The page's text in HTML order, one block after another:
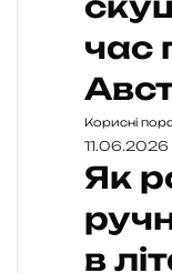
час
Корисні
11.06.2026
Як
в